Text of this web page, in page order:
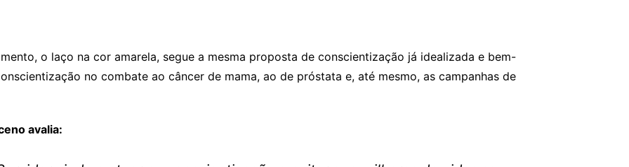
o laço na cor amarela, segue a mesma proposta de conscientização já idealizada e bem-
no combate ao câncer de mama, ao de próstata e, até mesmo, as campanhas de
avalia: